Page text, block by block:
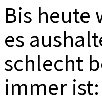
Bis heute
es
schlecht
immer ist: